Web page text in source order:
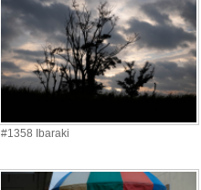
#1358 Ibaraki